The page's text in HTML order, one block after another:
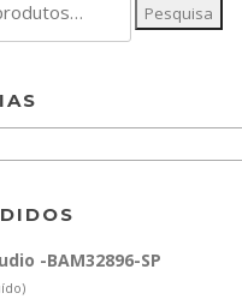
Pesquisa
-BAM32896-SP